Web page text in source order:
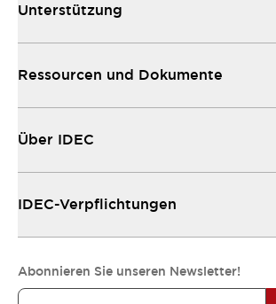
Unterstützung
Ressourcen und Dokumente
Über IDEC
IDEC-Verpflichtungen
Abonnieren Sie unseren Newsletter!